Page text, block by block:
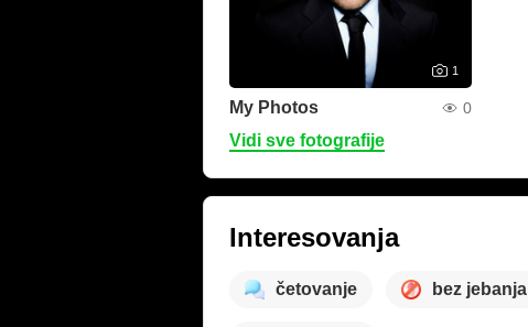
1
My Photos 0
Vidi sve fotografije
Interesovanja
četovanje bez jebanja